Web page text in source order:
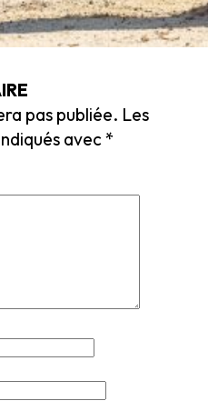
pas publiée. Les
avec*